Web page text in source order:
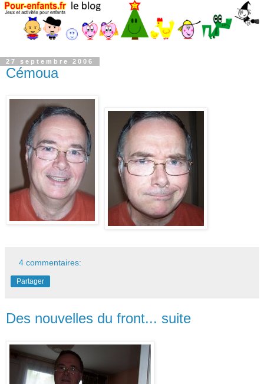
27 septembre 2006
Cémoua
4 commentaires:
Partager
Des nouvelles du front... suite